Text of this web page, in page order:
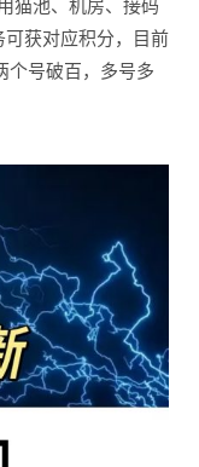
猫池、机房、接码
获对应积分，目前
个号破百，多号多